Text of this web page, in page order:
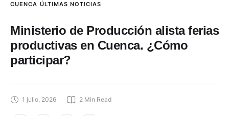
CUENCA ÚLTIMAS NOTICIAS
Ministerio de Producción alista ferias
productivas en Cuenca. ¿Cómo
participar?
1 julio, 2026 2 Min Read